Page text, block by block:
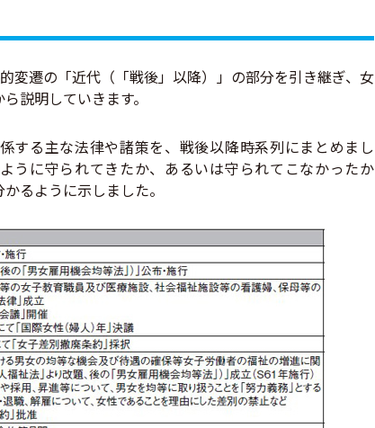
変遷の「近代（「戦後」以降）」の部分を引き継ぎ、女
説明していきます。
する主な法律や諸策を、戦後以降時系列にまとめまし
うに守られてきたか、あるいは守られてこなかったか
るように示しました。